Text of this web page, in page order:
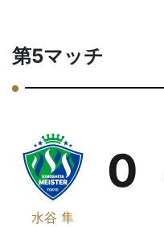
第5マッチ
水谷 隼
0